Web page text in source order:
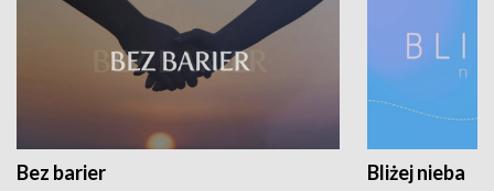
Bez barier Bliżej nieba